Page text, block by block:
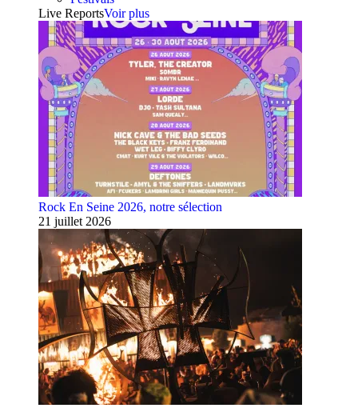
Live ReportsVoir plus
Rock En Seine 2026, notre sélection
21 juillet 2026